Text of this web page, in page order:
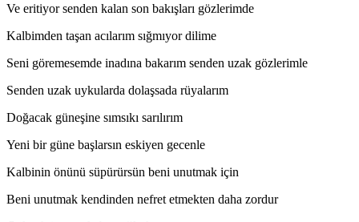
Ve eritiyor senden kalan son bakışları gözlerimde
Kalbimden taşan acılarım sığmıyor dilime
Seni göremesemde inadına bakarım senden uzak gözlerimle
Senden uzak uykularda dolaşsada rüyalarım
Doğacak güneşine sımsıkı sarılırım
Yeni bir güne başlarsın eskiyen gecenle
Kalbinin önünü süpürürsün beni unutmak için
Beni unutmak kendinden nefret etmekten daha zordur